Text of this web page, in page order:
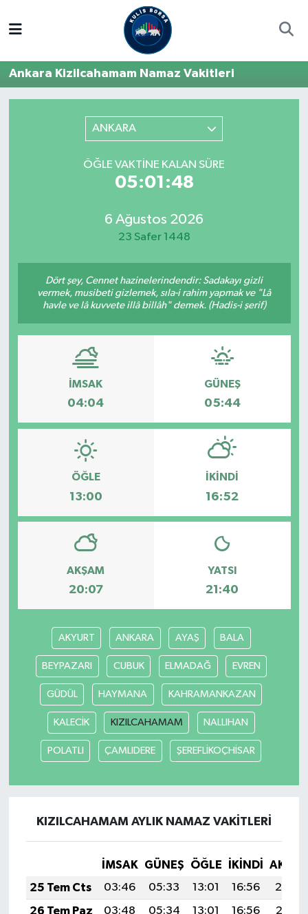
Ankara Kizilcahamam Namaz Vakitleri
ANKARA
ÖĞLE VAKTINE KALAN SÜRE
05:01:48
6 Ağustos 2026
23 Safer 1448
Dört şey, Cennet hazinelerindendir: Sadakayı gizli
vermek, musibeti gizlemek, sıla-i rahim yapmak ve "Lâ
havle ve lâ kuvvete illâ billâh" demek. (Hadis-i şerif)
İMSAK
04:04
GÜNEŞ
05:44
ÖĞLE
13:00
İKINDI
16:52
AKŞAM
20:07
YATSI
21:40
AKYURT ANKARA AYAŞ BALA
BEYPAZARI CUBUK ELMADAĞ EVREN
GÜDÜL HAYMANA KAHRAMANKAZAN
KALECİK KIZILCAHAMAM NALLIHAN
POLATLI ÇAMLIDERE ŞEREFLİKOÇHİSAR
KIZILCAHAMAM AYLIK NAMAZ VAKITLERI
İMSAK GÜNEŞ ÖĞLE İKINDI
25 Tem Cts
03:46 05:33 13:01 16:56
20:19
26 Tem Paz
03:48 05:34 13:01 16:56
20:18
Hisse Yorumu
Kulis Haber
Halka Arzlar
Trafik Durumu
Süper Lig Puan Durumu ve Fikstür
Tüm Manşetler